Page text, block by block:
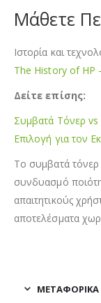
Μάθετε
Ιστορία και
The History of HP
Δείτε επίσης:
Συμβατά Τόνερ vs
Επιλογή για τον
Το συμβατά
συνδυασμό
απαιτητικούς
αποτελέσματα
ΜΕΤΑΦΟΡΙΚΆ